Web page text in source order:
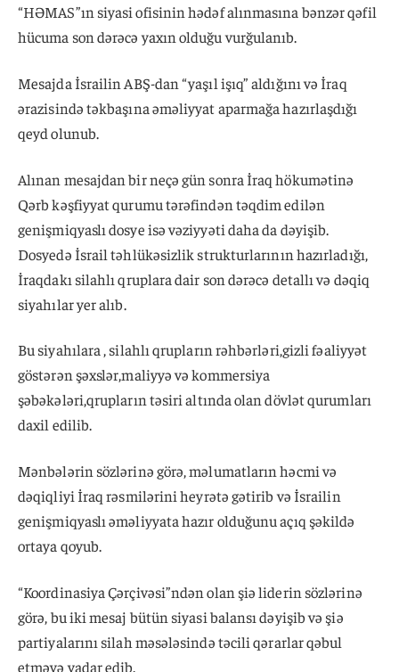
“HƏMAS”ın siyasi ofisinin hədəf alınmasına bənzər qəfil
hücuma son dərəcə yaxın olduğu vurğulanıb.
Mesajda İsrailin ABŞ-dan “yaşıl işıq” aldığını və İraq
ərazisində təkbaşına əməliyyat aparmağa hazırlaşdığı
qeyd olunub.
Alınan mesajdan bir neçə gün sonra İraq hökumətinə
Qərb kəşfiyyat qurumu tərəfindən təqdim edilən
genişmiqyaslı dosye isə vəziyyəti daha da dəyişib.
Dosyedə İsrail təhlükəsizlik strukturlarının hazırladığı,
İraqdakı silahlı qruplara dair son dərəcə detallı və dəqiq
siyahılar yer alıb.
Bu siyahılara , silahlı qrupların rəhbərləri,gizli fəaliyyət
göstərən şəxslər,maliyyə və kommersiya
şəbəkələri,qrupların təsiri altında olan dövlət qurumları
daxil edilib.
Mənbələrin sözlərinə görə, məlumatların həcmi və
dəqiqliyi İraq rəsmilərini heyrətə gətirib və İsrailin
genişmiqyaslı əməliyyata hazır olduğunu açıq şəkildə
ortaya qoyub.
“Koordinasiya Çərçivəsi”ndən olan şiə liderin sözlərinə
görə, bu iki mesaj bütün siyasi balansı dəyişib və şiə
partiyalarını silah məsələsində təcili qərarlar qəbul
etməyə vadar edib.